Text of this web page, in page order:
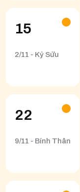
15
2/11 - Kỷ Sửu
22
9/11 - Bính Thân